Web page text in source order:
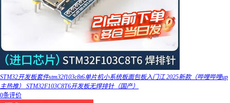
STM32开发板套件stm32f103c8t6单片机小系统板面包板入门江 2025新款（哔哩哔哩up
主热推） STM32F103C8T6开发板无焊排针（国产）
0条评价